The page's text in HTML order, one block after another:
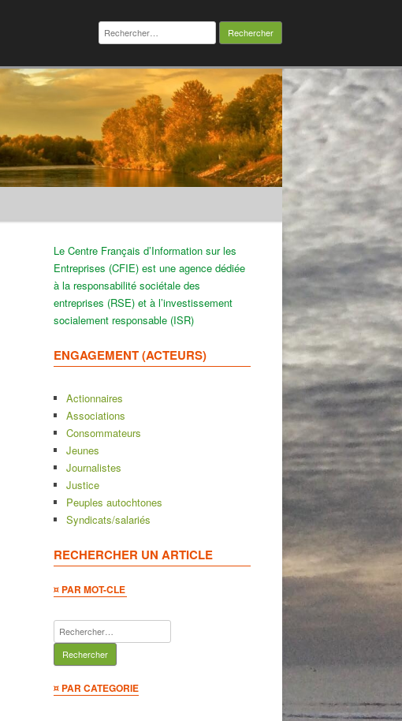
Rechercher :
Le Centre Français d’Information sur les
Entreprises (CFIE) est une agence dédiée
à la responsabilité sociétale des
entreprises (RSE) et à l’investissement
socialement responsable (ISR)
ENGAGEMENT (ACTEURS)
Actionnaires
Associations
Consommateurs
Jeunes
Journalistes
Justice
Peuples autochtones
Syndicats/salariés
RECHERCHER UN ARTICLE
¤ PAR MOT-CLE
Rechercher :
¤ PAR CATEGORIE